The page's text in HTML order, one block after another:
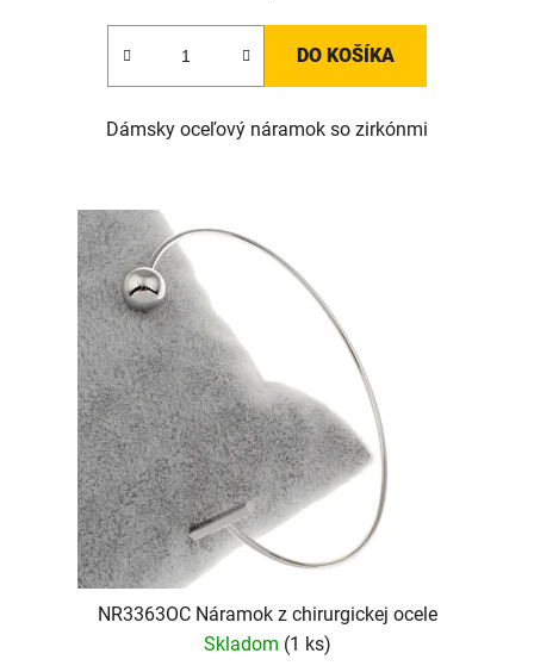
DO KOŠÍKA
Dámsky oceľový náramok so zirkónmi
NR3363OC Náramok z chirurgickej ocele
Skladom (1 ks)